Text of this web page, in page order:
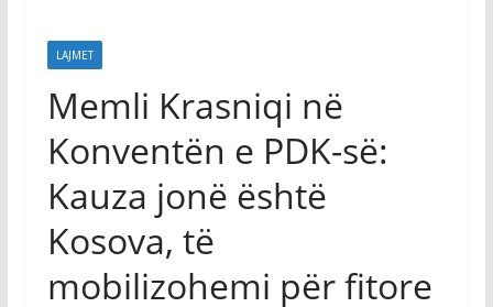
LAJMET
Memli Krasniqi në
Konventën e PDK-së:
Kauza jonë është
Kosova, të
mobilizohemi për fitore